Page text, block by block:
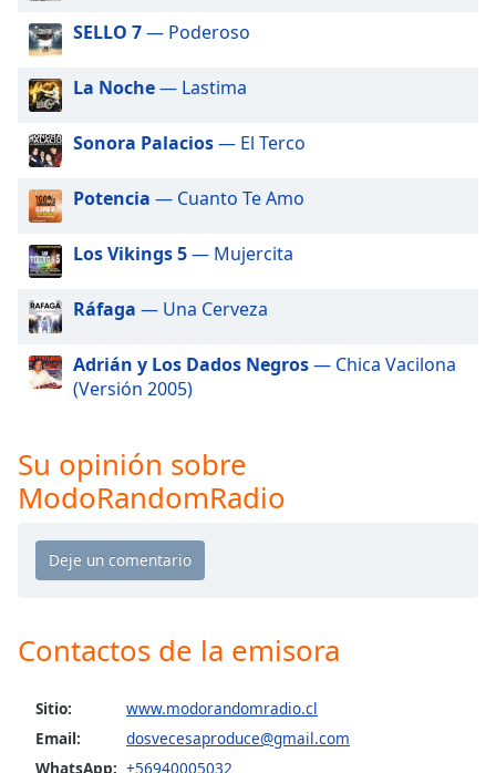
Picture-
in-
Fullscreen
This
modal
window.
Beginning
dialog
window.
Escape
close
the
window.
Color
Opacity
Background
Color
SELLO 7— Poderoso
La Noche— Lastima
Sonora Palacios— El Terco
Potencia — Cuanto Te Amo
Los Vikings 5— Mujercita
Ráfaga — Una Cerveza
Adrián y Los Dados Negros— Chica Vacilona
(Versión 2005)
Su opinión sobre
ModoRandomRadio
Contactos de la emisora
Sitio:
www.modorandomradio.cl
Email:
dosvecesaproduce@gmail.com
WhatsApp: +56940005032